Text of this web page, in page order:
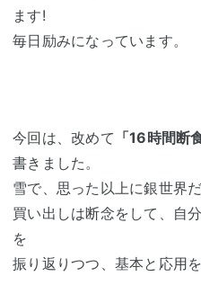
ます!
毎日励みになっています。
今回は、改めて 「16時間断
書きました。
雪で、思った以上に銀世界
買い出しは断念をして、自
を
振り返りつつ、基本と応用